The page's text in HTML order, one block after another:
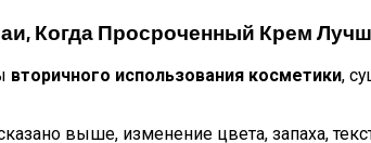
Когда Просроченный Крем
вторичного использования косметики,
выше, изменение цвета, запаха,